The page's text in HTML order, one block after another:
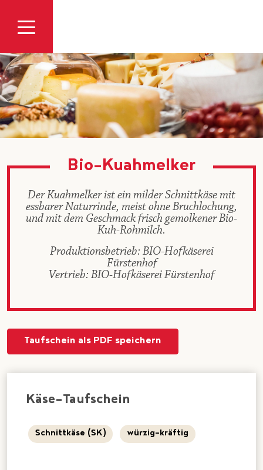
Bio-Kuahmelker
Der Kuahmelker ist ein milder Schnittkäse mit
essbarer Naturrinde, meist ohne Bruchlochung,
und mit dem Geschmack frisch gemolkener Bio-
Kuh-Rohmilch.
Produktionsbetrieb: BIO-Hofkäserei
Fürstenhof
Vertrieb: BIO-Hofkäserei Fürstenhof
Taufschein als PDF speichern
Käse-Taufschein
Schnittkäse (SK) würzig-kräftig